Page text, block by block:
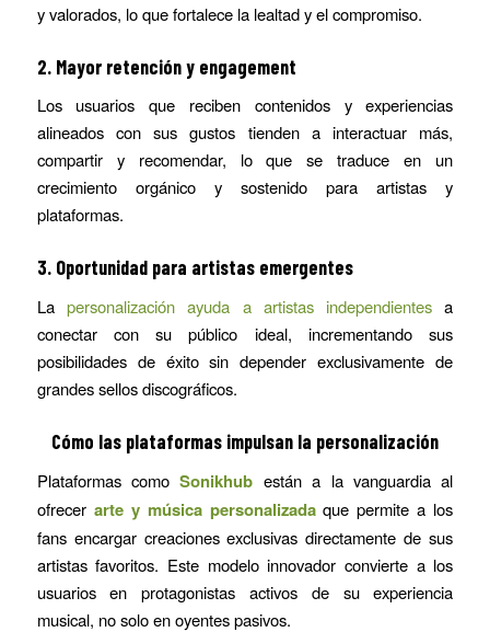
y valorados, lo que fortalece la lealtad y el compromiso.
2. Mayor retención y engagement
Los usuarios que reciben contenidos y experiencias
alineados con sus gustos tienden a interactuar más,
compartir y recomendar, lo que se traduce en un
crecimiento orgánico y sostenido para artistas y
plataformas.
3. Oportunidad para artistas emergentes
La personalización ayuda a artistas independientes a
conectar con su público ideal, incrementando sus
posibilidades de éxito sin depender exclusivamente de
grandes sellos discográficos.
Cómo las plataformas impulsan la personalización
Plataformas comoSonikhub están a la vanguardia al
ofrecer arte y música personalizadaque permite a los
fans encargar creaciones exclusivas directamente de sus
artistas favoritos. Este modelo innovador convierte a los
usuarios en protagonistas activos de su experiencia
musical, no solo en oyentes pasivos.